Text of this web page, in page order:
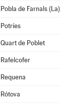
Pobla de Farnals (La)
Potríes
Quart de Poblet
Rafelcofer
Requena
Rótova